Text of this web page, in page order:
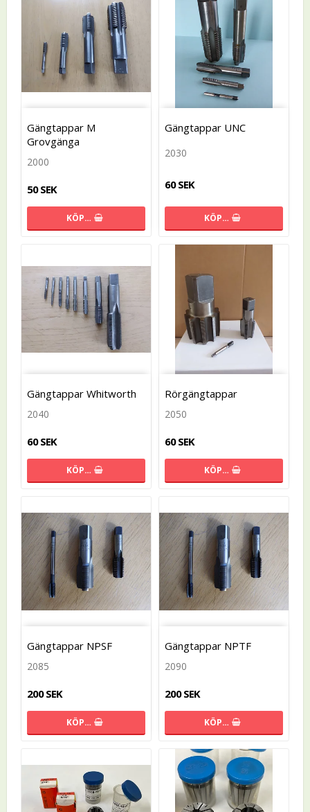
Gängtappar M
Grovgänga
2000
50 SEK
KÖP…
Gängtappar UNC
2030
60 SEK
KÖP…
Gängtappar Whitworth
2040
60 SEK
KÖP…
Rörgängtappar
2050
60 SEK
KÖP…
Gängtappar NPSF
2085
200 SEK
KÖP…
Gängtappar NPTF
2090
200 SEK
KÖP…